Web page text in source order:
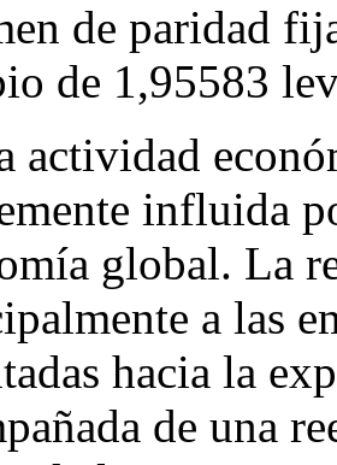
de paridad
de 1,95583
actividad
influida
global. La
a las
hacia la
de una